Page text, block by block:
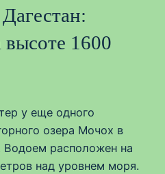
1600
у еще одного
озера Мочох в
Водоем расположен на
над уровнем моря.